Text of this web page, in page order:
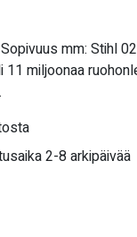
mm: Stihl
miljoonaa
2-8 arkipäivää